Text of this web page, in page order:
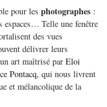
pour les photographes :
espaces… Telle une fenêtre
des vues
délivrer leurs
art maîtrisé par Eloi
Pontacq, qui nous livrent
et mélancolique de la